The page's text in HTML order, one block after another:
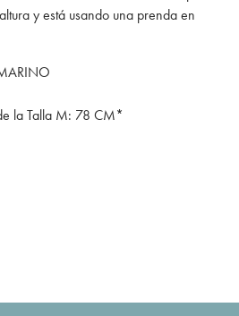
y está usando una prenda en
la Talla M: 78 CM*